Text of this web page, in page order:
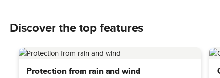
Discover the top features
Protection from rain and wind